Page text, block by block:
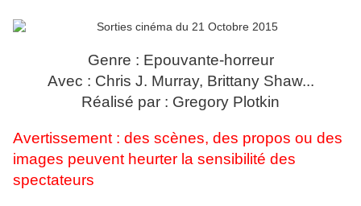
Genre : Epouvante-horreur
Avec : Chris J. Murray, Brittany Shaw...
Réalisé par : Gregory Plotkin
Avertissement : des scènes, des propos ou des
images peuvent heurter la sensibilité des
spectateurs